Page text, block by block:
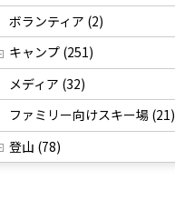
ボランティア (2)
キャンプ (251)
メディア (32)
ファミリー向けスキー場 (21)
登山 (78)